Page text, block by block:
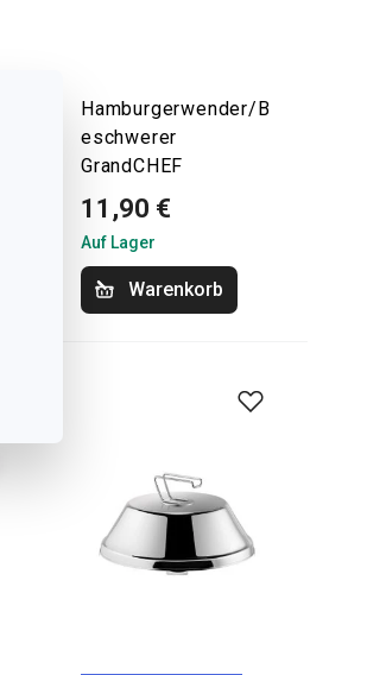
Hamburgerwender/B
eschwerer
GrandCHEF
11,90 €
Auf Lager
Warenkorb